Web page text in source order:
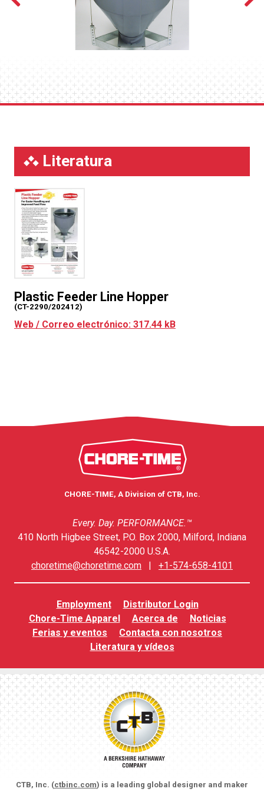
Literatura
Plastic Feeder Line Hopper
(CT-2290/202412)
Web / Correo electrónico: 317.44 kB
CHORE-TIME, A Division of CTB, Inc.
Every. Day. PERFORMANCE.™
410 North Higbee Street, P.O. Box 2000, Milford, Indiana
46542-2000 U.S.A.
choretime@choretime.com | +1-574-658-4101
Employment
Distributor Login
Chore-Time Apparel
Acerca de
Noticias
Ferias y eventos
Contacta con nosotros
Literatura y vídeos
CTB, Inc. (ctbinc.com) is a leading global designer and maker